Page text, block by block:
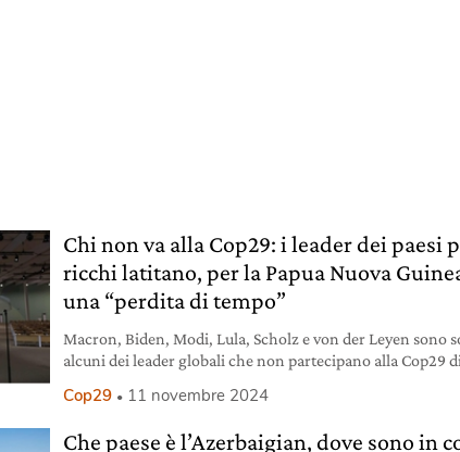
Chi non va alla Cop29: i leader dei paesi
ricchi latitano, per la Papua Nuova
una “perdita di tempo”
Macron, Biden, Modi, Lula, Scholz e von der Leyen sono
alcuni dei leader globali che non partecipano alla Cop29
Cop29 11 novembre 2024
Che paese è l’Azerbaigian, dove sono in